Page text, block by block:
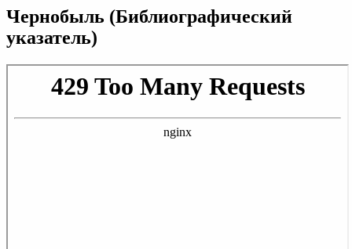
Чернобыль (Библиографический
указатель)